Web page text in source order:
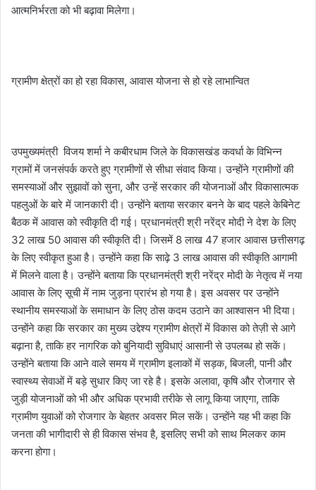
आत्मनिर्भरता को भी बढ़ावा मिलेगा।
ग्रामीण क्षेत्रों का हो रहा विकास, आवास योजना से हो रहे लाभान्वित
उपमुख्यमंत्री विजय शर्मा ने कबीरधाम जिले के विकासखंड कवर्धा के विभिन्न
ग्रामों में जनसंपर्क करते हुए ग्रामीणों से सीधा संवाद किया। उन्होंने ग्रामीणों की
समस्याओं और सुझावों को सुना, और उन्हें सरकार की योजनाओं और विकासात्मक
पहलुओं के बारे में जानकारी दी। उन्होंने बताया सरकार बनने के बाद पहले केबिनेट
बैठक में आवास को स्वीकृति दी गई। प्रधानमंत्री श्री नरेंद्र मोदी ने देश के लिए
32 लाख 50 आवास की स्वीकृति दी। जिसमें 8 लाख 47 हजार आवास छत्तीसगढ़
के लिए स्वीकृत हुआ है। उन्होंने कहा कि साढ़े 3 लाख आवास की स्वीकृति आगामी
में मिलने वाला है। उन्होंने बताया कि प्रधानमंत्री श्री नरेंद्र मोदी के नेतृत्व में नया
आवास के लिए सूची में नाम जुड़ना प्रारंभ हो गया है। इस अवसर पर उन्होंने
स्थानीय समस्याओं के समाधान के लिए ठोस कदम उठाने का आश्वासन भी दिया।
उन्होंने कहा कि सरकार का मुख्य उद्देश्य ग्रामीण क्षेत्रों में विकास को तेज़ी से आगे
बढ़ाना है, ताकि हर नागरिक को बुनियादी सुविधाएं आसानी से उपलब्ध हो सकें।
उन्होंने बताया कि आने वाले समय में ग्रामीण इलाकों में सड़क, बिजली, पानी और
स्वास्थ्य सेवाओं में बड़े सुधार किए जा रहे है। इसके अलावा, कृषि और रोजगार से
जुड़ी योजनाओं को भी और अधिक प्रभावी तरीके से लागू किया जाएगा, ताकि
ग्रामीण युवाओं को रोजगार के बेहतर अवसर मिल सकें। उन्होंने यह भी कहा कि
जनता की भागीदारी से ही विकास संभव है, इसलिए सभी को साथ मिलकर काम
करना होगा।